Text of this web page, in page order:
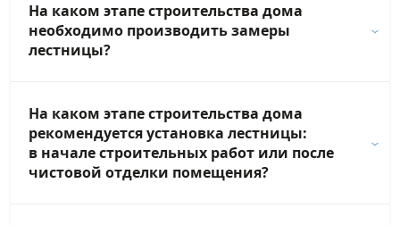
На каком этапе строительства дома
необходимо производить замеры
лестницы?
На каком этапе строительства дома
рекомендуется установка лестницы:
в начале строительных работ или после
чистовой отделки помещения?